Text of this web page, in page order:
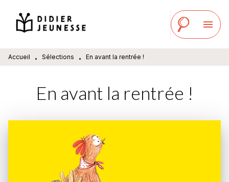
MENU RECHERCHE
PIED DE PAGE
menu
Accueil • Sélections • En avant la rentrée !
En avant la rentrée !